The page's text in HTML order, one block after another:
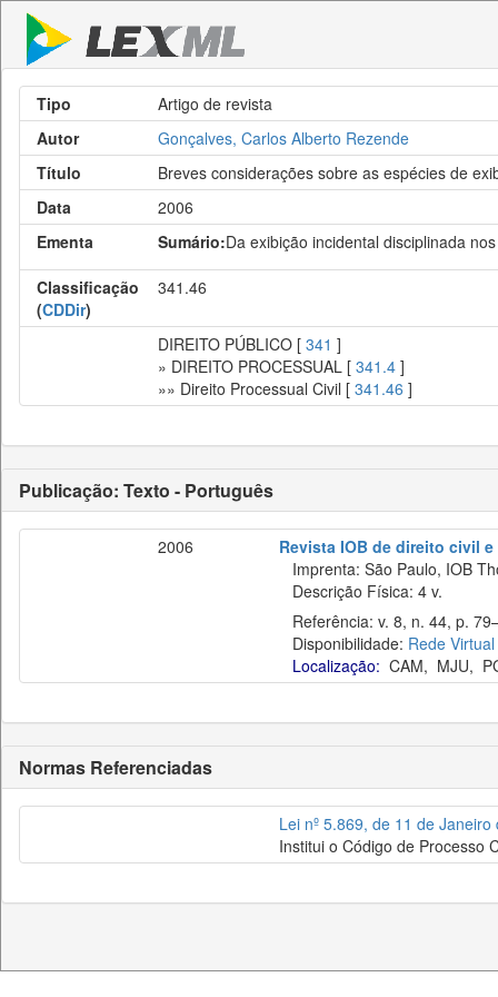
Tipo
Artigo de revista
Autor
Gonçalves, Carlos Alberto Rezende
Título
Breves considerações sobre as espécies de
Data
2006
Ementa
Sumário:Da exibição incidental disciplinada
Classificação
(CDDir)
341.46
DIREITO PÚBLICO [ 341 ]
» DIREITO PROCESSUAL [ 341.4 ]
»» Direito Processual Civil [ 341.46 ]
Publicação: Texto - Português
2006
Revista IOB de direito civil
Imprenta: São Paulo, IOB
Descrição Física: 4 v.
Referência: v. 8, n. 44, p.
Disponibilidade: Rede
Localização: CAM, MJU,
Normas Referenciadas
Lei nº 5.869, de 11 de Janeiro
Institui o Código de Processo